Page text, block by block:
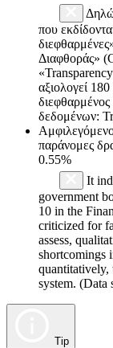
που
Διαφθοράς»
αξιολογεί
δεδομένων:
παράνομες
0.55%
It
government
10 in the
criticized for
assess,
shortcomings
system. (Data
Tip